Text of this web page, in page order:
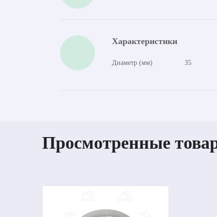
Характеристики
Диаметр (мм) 35
Просмотренные